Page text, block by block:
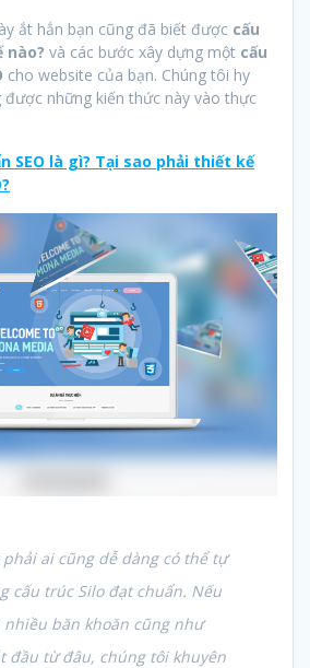
ắt hẳn bạn cũng đã biết được cấu
nào? và các bước xây dựng một cấu
cho website của bạn. Chúng tôi hy
được những kiến thức này vào thực
SEO là gì? Tại sao phải thiết kế
ai cũng dễ dàng có thể tự
cấu trúc Silo đạt chuẩn. Nếu
nhiều băn khoăn cũng như
đầu từ đâu, chúng tôi khuyên